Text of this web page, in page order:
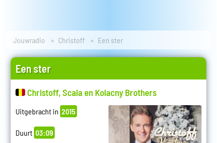
Jouwradio Christoff Een ster
Een ster
Christoff, Scala en Kolacny Brothers
Uitgebracht in 2015
Duurt 03:09